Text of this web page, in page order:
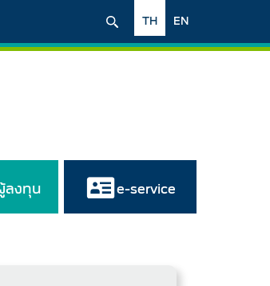
EN
TH
ลงทุน e-service